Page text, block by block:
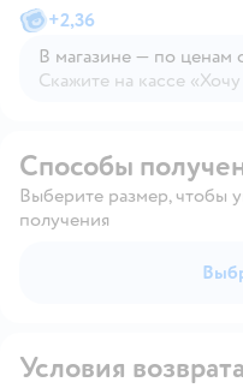
+2,36
В магазине — по ценам
Скажите на кассе
Способы
Выберите размер, чтобы
получения
Условия возврата